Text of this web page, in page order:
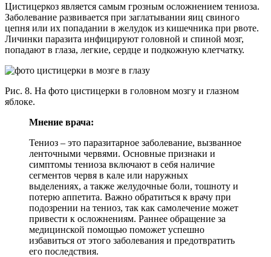
Цистицеркоз является самым грозным осложнением тениоза.
Заболевание развивается при заглатывании яиц свиного
цепня или их попадании в желудок из кишечника при рвоте.
Личинки паразита инфицируют головной и спиной мозг,
попадают в глаза, легкие, сердце и подкожную клетчатку.
Рис. 8. На фото цистицерки в головном мозгу и глазном
яблоке.
Мнение врача:
Тениоз – это паразитарное заболевание, вызванное
ленточными червями. Основные признаки и
симптомы тениоза включают в себя наличие
сегментов червя в кале или наружных
выделениях, а также желудочные боли, тошноту и
потерю аппетита. Важно обратиться к врачу при
подозрении на тениоз, так как самолечение может
привести к осложнениям. Раннее обращение за
медицинской помощью поможет успешно
избавиться от этого заболевания и предотвратить
его последствия.